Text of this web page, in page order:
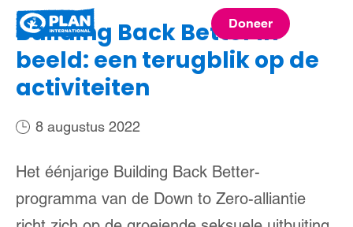
International
Doneer
Building Back Better in
beeld: een terugblik op de
activiteiten
8 augustus 2022
Het éénjarige Building Back Better-
programma van de Down to Zero-alliantie